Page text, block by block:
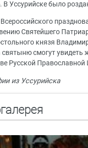
В Уссурийске было
Святейшего
князя
святыню смогут увидеть
Русской
из Уссурийска